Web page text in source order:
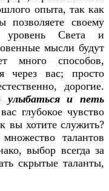
опыта, так как
позволяете своему
уровень Света и
мысли будут
много способов,
через вас; просто
дорогие.
улыбаться и петь
глубокое чувство
вы хотите служить?
талантов
выбор всегда за
скрытые таланты,